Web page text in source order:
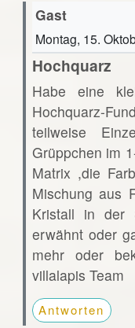
Gast
Montag, 15.
Hochquarz
Habe eine
Hochquarz-
teilweise
Grüppchen im
Matrix ,die
Mischung aus
Kristall in der
erwähnt oder
mehr oder
villalapis Team
Antworten